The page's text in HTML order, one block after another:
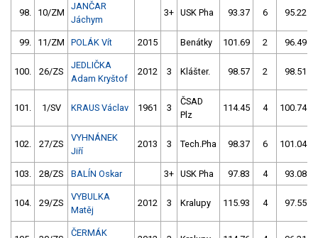
98. 10/ZM
JANČAR
Jáchym
3+ USK Pha 93.37 6 95.22
99. 11/ZM POLÁK Vít 2015 Benátky 101.69 2 96.49
100. 26/ZS
JEDLIČKA
Adam Kryštof
2012 3 Klášter. 98.57 2 98.51
101. 1/SV KRAUS Václav 1961 3
ČSAD
Plz
114.45 4 100.74
102. 27/ZS
VYHNÁNEK
Jiří
2013 3 Tech.Pha 98.37 6 101.04
103. 28/ZS BALÍN Oskar 3+ USK Pha 97.83 4 93.08
104. 29/ZS
VYBULKA
Matěj
2012 3 Kralupy 115.93 4 97.55
ČERMÁK